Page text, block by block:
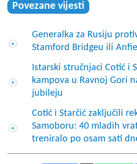
Povezane vijesti
Generalka za Rusiju
Stamford Bridgeu ili
Istarski stručnjaci Cotić i
kampova u Ravnoj Gori
jubileju
Cotić i Starčić zaključili
Samoboru: 40 mladih
treniralo po osam sati